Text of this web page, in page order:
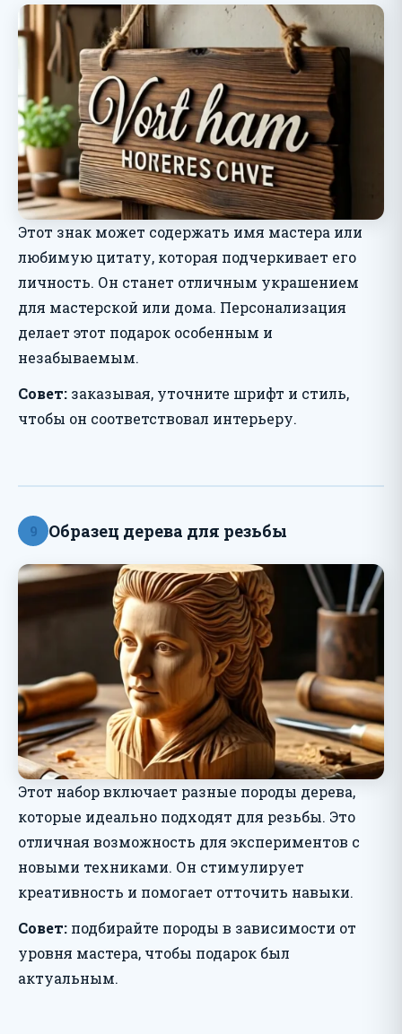
Этот знак может содержать имя мастера или
любимую цитату, которая подчеркивает его
личность. Он станет отличным украшением
для мастерской или дома. Персонализация
делает этот подарок особенным и
незабываемым.
Совет: заказывая, уточните шрифт и стиль,
чтобы он соответствовал интерьеру.
9 Образец дерева для резьбы
Этот набор включает разные породы дерева,
которые идеально подходят для резьбы. Это
отличная возможность для экспериментов с
новыми техниками. Он стимулирует
креативность и помогает отточить навыки.
Совет: подбирайте породы в зависимости от
уровня мастера, чтобы подарок был
актуальным.